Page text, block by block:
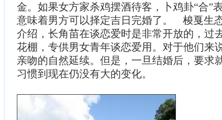
金。如果女方家杀鸡摆酒待客，卜鸡卦“合”
意味着男方可以择定吉日完婚了。 梭戛生
介绍，长角苗在谈恋爱时是非常开放的，过
花棚，专供男女青年谈恋爱用。对于他们来
亲吻的自然延续。但是，一旦结婚后，要求
习惯到现在仍没有大的变化。